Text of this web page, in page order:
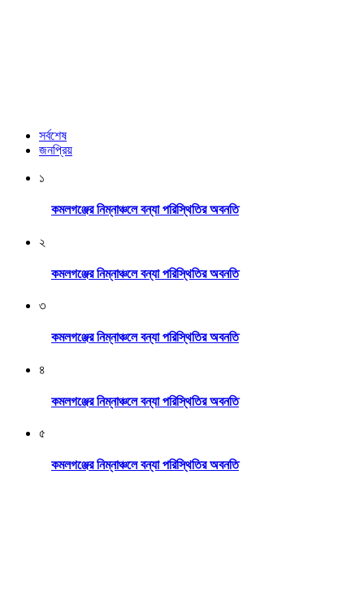
সর্বশেষ
জনপ্রিয়
১
কমলগঞ্জের নিম্নাঞ্চলে বন্যা পরিস্থিতির অবনতি
২
কমলগঞ্জের নিম্নাঞ্চলে বন্যা পরিস্থিতির অবনতি
৩
কমলগঞ্জের নিম্নাঞ্চলে বন্যা পরিস্থিতির অবনতি
৪
কমলগঞ্জের নিম্নাঞ্চলে বন্যা পরিস্থিতির অবনতি
৫
কমলগঞ্জের নিম্নাঞ্চলে বন্যা পরিস্থিতির অবনতি